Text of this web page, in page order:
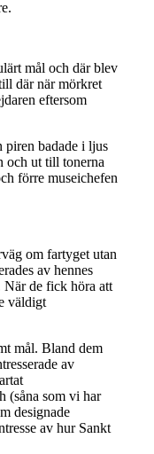
mål och där blev
där när mörkret
eftersom
piren badade i ljus
och ut till tonerna
förre museichefen
om fartyget utan
av hennes
När de fick höra att
väldigt
mål. Bland dem
av
(såna som vi har
designade
av hur Sankt